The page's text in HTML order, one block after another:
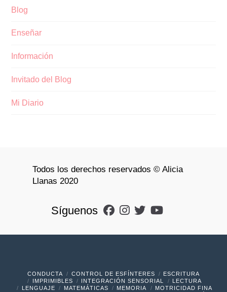
Blog
Enseñar
Información
Invitado del Blog
Mi Diario
Todos los derechos reservados © Alicia
Llanas 2020
Síguenos
CONDUCTA CONTROL DE ESFÍNTERES
ESCRITURA
IMPRIMIBLES
INTEGRACIÓN SENSORIAL
LECTURA
LENGUAJE
MATEMÁTICAS MEMORIA
MOTRICIDAD FINA